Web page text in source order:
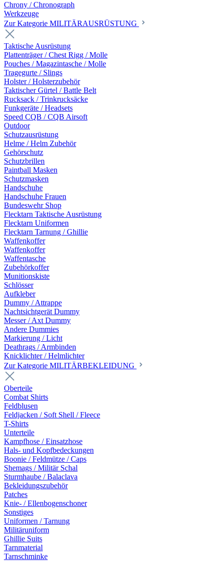
Chrony / Chronograph
Werkzeuge
Zur Kategorie MILITÄRAUSRÜSTUNG
Taktische Ausrüstung
Plattenträger / Chest Rigg / Molle
Pouches / Magazintasche / Molle
Tragegurte / Slings
Holster / Holsterzubehör
Taktischer Gürtel / Battle Belt
Rucksack / Trinkrucksäcke
Funkgeräte / Headsets
Speed CQB / CQB Airsoft
Outdoor
Schutzausrüstung
Helme / Helm Zubehör
Gehörschutz
Schutzbrillen
Paintball Masken
Schutzmasken
Handschuhe
Handschuhe Frauen
Bundeswehr Shop
Flecktarn Taktische Ausrüstung
Flecktarn Uniformen
Flecktarn Tarnung / Ghillie
Waffenkoffer
Waffenkoffer
Waffentasche
Zubehörkoffer
Munitionskiste
Schlösser
Aufkleber
Dummy / Attrappe
Nachtsichtgerät Dummy
Messer / Axt Dummy
Andere Dummies
Markierung / Licht
Deathrags / Armbinden
Knicklichter / Helmlichter
Zur Kategorie MILITÄRBEKLEIDUNG
Oberteile
Combat Shirts
Feldblusen
Feldjacken / Soft Shell / Fleece
T-Shirts
Unterteile
Kampfhose / Einsatzhose
Hals- und Kopfbedeckungen
Boonie / Feldmütze / Caps
Shemags / Militär Schal
Sturmhaube / Balaclava
Bekleidungszubehör
Patches
Knie- / Ellenbogenschoner
Sonstiges
Uniformen / Tarnung
Militäruniform
Ghillie Suits
Tarnmaterial
Tarnschminke